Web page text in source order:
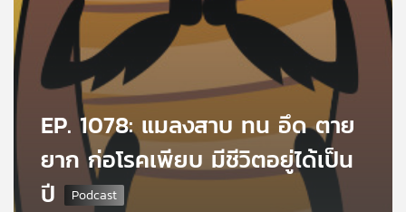
เครือ
ข่าย
วิทยุ
ไทย
EP. 1078: แมลงสาบ ทน อึด ตาย
ยาก ก่อโรคเพียบ มีชีวิตอยู่ได้เป็น
ปี